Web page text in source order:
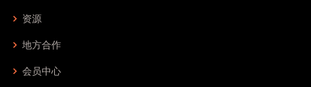
资源
地方合作
会员中心